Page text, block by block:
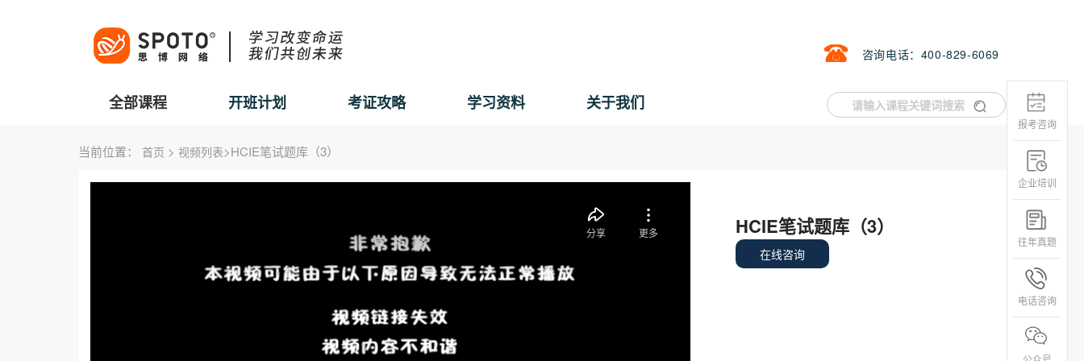
咨询电话：400-829-6069
全部课程 开班计划 考证攻略 学习资料 关于我们
当前位置： 首页 > 视频列表>HCIE笔试题库（3）
HCIE笔试题库（3）
在线咨询
报考咨询
企业培训
往年真题
电话咨询